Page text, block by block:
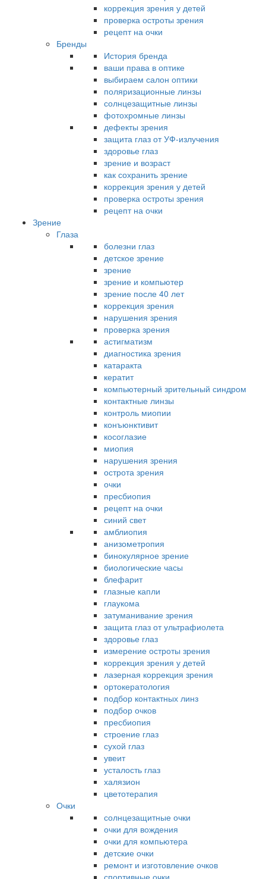
коррекция зрения у детей
проверка остроты зрения
рецепт на очки
Бренды
История бренда
ваши права в оптике
выбираем салон оптики
поляризационные линзы
солнцезащитные линзы
фотохромные линзы
дефекты зрения
защита глаз от УФ-излучения
здоровье глаз
зрение и возраст
как сохранить зрение
коррекция зрения у детей
проверка остроты зрения
рецепт на очки
Зрение
Глаза
болезни глаз
детское зрение
зрение
зрение и компьютер
зрение после 40 лет
коррекция зрения
нарушения зрения
проверка зрения
астигматизм
диагностика зрения
катаракта
кератит
компьютерный зрительный синдром
контактные линзы
контроль миопии
конъюнктивит
косоглазие
миопия
нарушения зрения
острота зрения
очки
пресбиопия
рецепт на очки
синий свет
амблиопия
анизометропия
бинокулярное зрение
биологические часы
блефарит
глазные капли
глаукома
затуманивание зрения
защита глаз от ультрафиолета
здоровье глаз
измерение остроты зрения
коррекция зрения у детей
лазерная коррекция зрения
ортокератология
подбор контактных линз
подбор очков
пресбиопия
строение глаз
сухой глаз
увеит
усталость глаз
халязион
цветотерапия
Очки
солнцезащитные очки
очки для вождения
очки для компьютера
детские очки
ремонт и изготовление очков